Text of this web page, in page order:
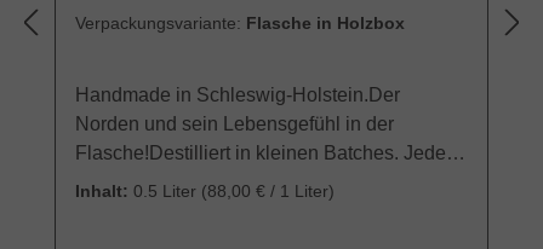
Verpackungsvariante: Flasche in Holzbox
Handmade in Schleswig-Holstein.Der
Norden und sein Lebensgefühl in der
Flasche!Destilliert in kleinen Batches. Jede
Flasche handsigniert.Verpackt in Holzbox mit
Inhalt: 0.5 Liter (88,00 € / 1 Liter)